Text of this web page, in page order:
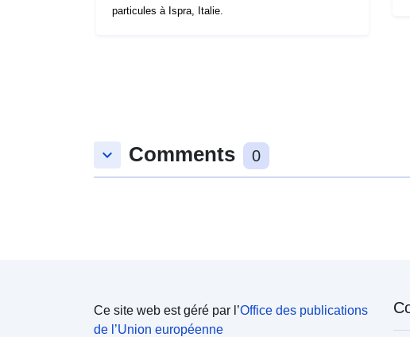
particules à Ispra, Italie.
keyboard_arrow_down Comments 0
Ce site web est géré par l’Office des publications
de l’Union européenne